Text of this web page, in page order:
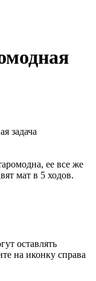
ее все же
мат в 5 ходов.
оставлять
на иконку справа